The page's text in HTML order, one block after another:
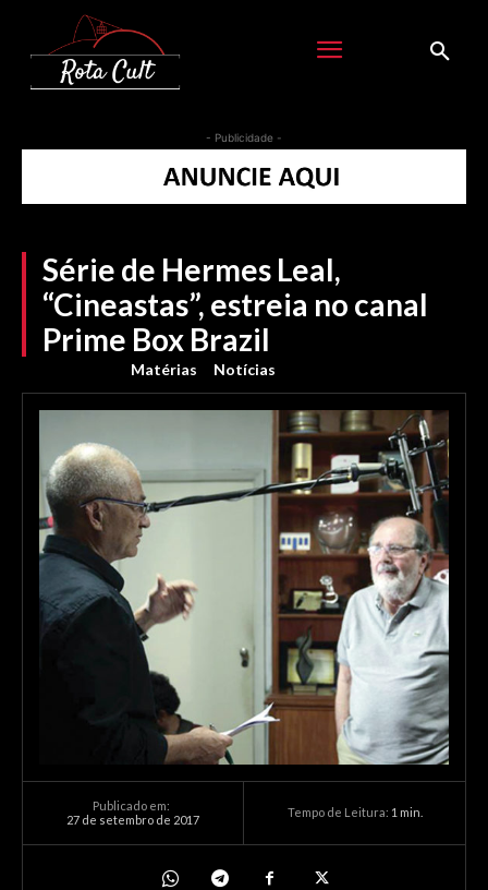
- Publicidade -
Série de Hermes Leal,
“Cineastas”, estreia no canal
Prime Box Brazil
Matérias Notícias
Publicado em:
27 de setembro de 2017
Tempo de Leitura: 1 min.